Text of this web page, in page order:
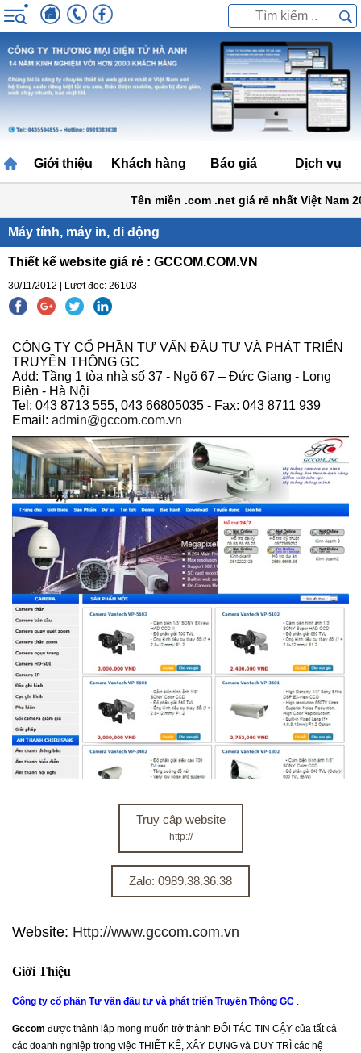
Giới thiệu Khách hàng Báo giá Dịch vụ
Tên miền .com .net giá rẻ nhất Việt Nam
Máy tính, máy in, di động
Thiết kế website giá rẻ : GCCOM.COM.VN
30/11/2012 | Lượt đọc: 26103
CÔNG TY CỔ PHẦN TƯ VẤN ĐẦU TƯ VÀ PHÁT TRIỂN
TRUYỀN THÔNG GC
Add: Tầng 1 tòa nhà số 37 - Ngõ 67 – Đức Giang - Long
Biên - Hà Nội
Tel: 043 8713 555, 043 66805035 - Fax: 043 8711 939
Email: admin@gccom.com.vn
Truy cập website
http://
Zalo: 0989.38.36.38
Website: Http://www.gccom.com.vn
Giới Thiệu
Công ty cổ phần Tư vấn đầu tư và phát triển Truyền Thông GC
Gccom được thành lập mong muốn trở thành ĐỐI TÁC TIN CẬY của tất cả
các doanh nghiệp trong việc THIẾT KẾ, XÂY DỰNG và DUY TRÌ các hệ